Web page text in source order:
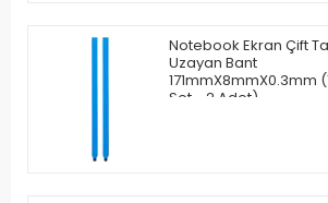
Notebook Ekran Çift
Uzayan Bant
171mmX8mmX0.3mm
Set - 2 Adet)